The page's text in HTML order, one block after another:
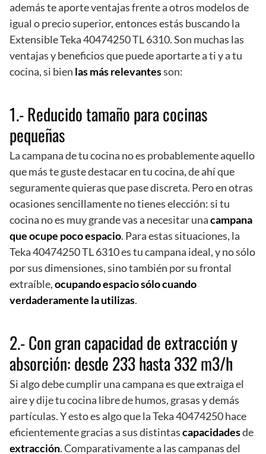
además te aporte ventajas frente a otros modelos de
igual o precio superior, entonces estás buscando la
Extensible Teka 40474250 TL 6310. Son muchas las
ventajas y beneficios que puede aportarte a ti y a tu
cocina, si bien las más relevantesson:
1.- Reducido tamaño para cocinas
pequeñas
La campana de tu cocina no es probablemente aquello
que más te guste destacar en tu cocina, de ahí que
seguramente quieras que pase discreta. Pero en otras
ocasiones sencillamente no tienes elección: si tu
cocina no es muy grande vas a necesitar unacampana
que ocupe poco espacio. Para estas situaciones, la
Teka 40474250 TL 6310 es tu campana ideal, y no sólo
por sus dimensiones, sino también por su frontal
extraíble,ocupando espacio sólo cuando
verdaderamente la utilizas.
2.- Con gran capacidad de extracción y
absorción: desde 233 hasta 332 m3/h
Si algo debe cumplir una campana es que extraiga el
aire y dije tu cocina libre de humos, grasas y demás
partículas. Y esto es algo que la Teka 40474250 hace
eficientemente gracias a sus distintascapacidadesde
extracción. Comparativamente a las campanas del